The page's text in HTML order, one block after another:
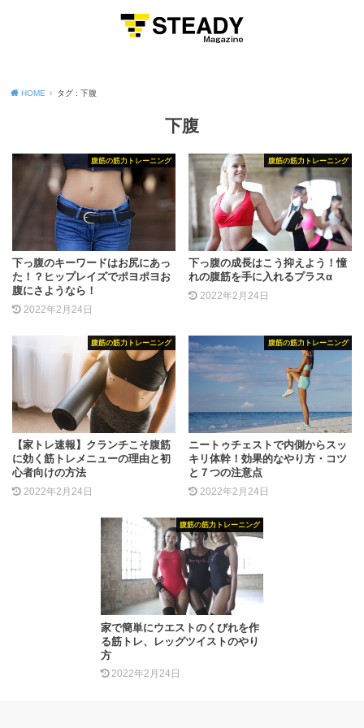
HOME タグ : 下腹
下腹
腹筋の筋力トレーニング
下っ腹のキーワードはお尻にあっ
た！？ヒップレイズでポヨポヨお
腹にさようなら！
2022年2月24日
腹筋の筋力トレーニング
下っ腹の成長はこう抑えよう！憧
れの腹筋を手に入れるプラスα
2022年2月24日
腹筋の筋力トレーニング
【家トレ速報】クランチこそ腹筋
に効く筋トレメニューの理由と初
心者向けの方法
2022年2月24日
腹筋の筋力トレーニング
ニートゥチェストで内側からスッ
キリ体幹！効果的なやり方・コツ
と７つの注意点
2022年2月24日
腹筋の筋力トレーニング
家で簡単にウエストのくびれを作
る筋トレ、レッグツイストのやり
方
2022年2月24日